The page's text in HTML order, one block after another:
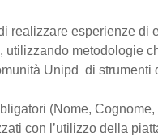
realizzare esperienze
utilizzando metodologie
Unipd di
(Nome,
con l’utilizzo della